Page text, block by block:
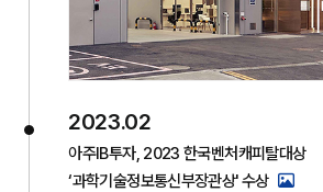
2023.02
아주IB투자, 2023 한국벤처캐피탈대상
‘과학기술정보통신부장관상' 수상